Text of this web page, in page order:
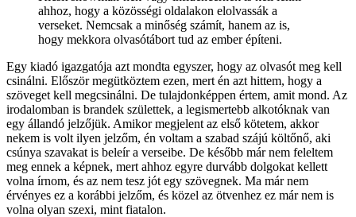
ahhoz, hogy a közösségi oldalakon elolvassák a
verseket. Nemcsak a minőség számít, hanem az is,
hogy mekkora olvasótábort tud az ember építeni.
Egy kiadó igazgatója azt mondta egyszer, hogy az olvasót meg kell
csinálni. Először megütköztem ezen, mert én azt hittem, hogy a
szöveget kell megcsinálni. De tulajdonképpen értem, amit mond. Az
irodalomban is brandek születtek, a legismertebb alkotóknak van
egy állandó jelzőjük. Amikor megjelent az első kötetem, akkor
nekem is volt ilyen jelzőm, én voltam a szabad szájú költőnő, aki
csúnya szavakat is beleír a verseibe. De később már nem feleltem
meg ennek a képnek, mert ahhoz egyre durvább dolgokat kellett
volna írnom, és az nem tesz jót egy szövegnek. Ma már nem
érvényes ez a korábbi jelzőm, és közel az ötvenhez ez már nem is
volna olyan szexi, mint fiatalon.